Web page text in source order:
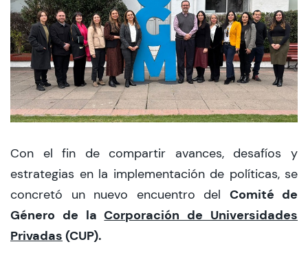
CIEO
Contacto y Horarios
modo claro
Con el fin de compartir avances, desafíos y
estrategias en la implementación de políticas, se
concretó un nuevo encuentro del Comité de
Género de laCorporación de Universidades
Privadas (CUP).